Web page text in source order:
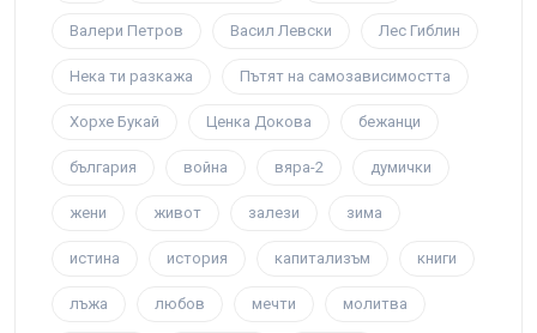
Валери Петров Васил Левски Лес Гиблин
Нека ти разкажа Пътят на самозависимостта
Хорхе Букай Ценка Докова бежанци
българия война вяра-2 думички
жени живот залези зима
истина история капитализъм книги
лъжа любов мечти молитва